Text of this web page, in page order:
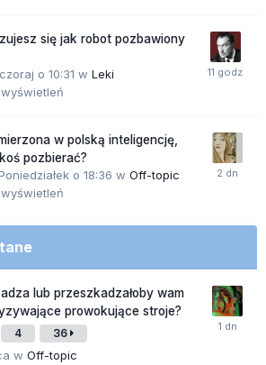
się jak robot pozbawiony
o 10:31 w Leki
wyświetleń
w polską inteligencję,
pozbierać?
o 18:36 w Off-topic
wyświetleń
lub przeszkadzałoby wam
prowokujące stroje?
4 36
w Off-topic